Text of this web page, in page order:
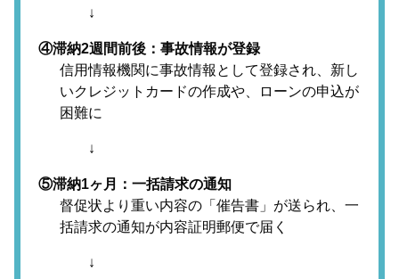
↓
④滞納2週間前後：事故情報が登録
信用情報機関に事故情報として登録され、新し
いクレジットカードの作成や、ローンの申込が
困難に
↓
⑤滞納1ヶ月：一括請求の通知
督促状より重い内容の「催告書」が送られ、一
括請求の通知が内容証明郵便で届く
↓